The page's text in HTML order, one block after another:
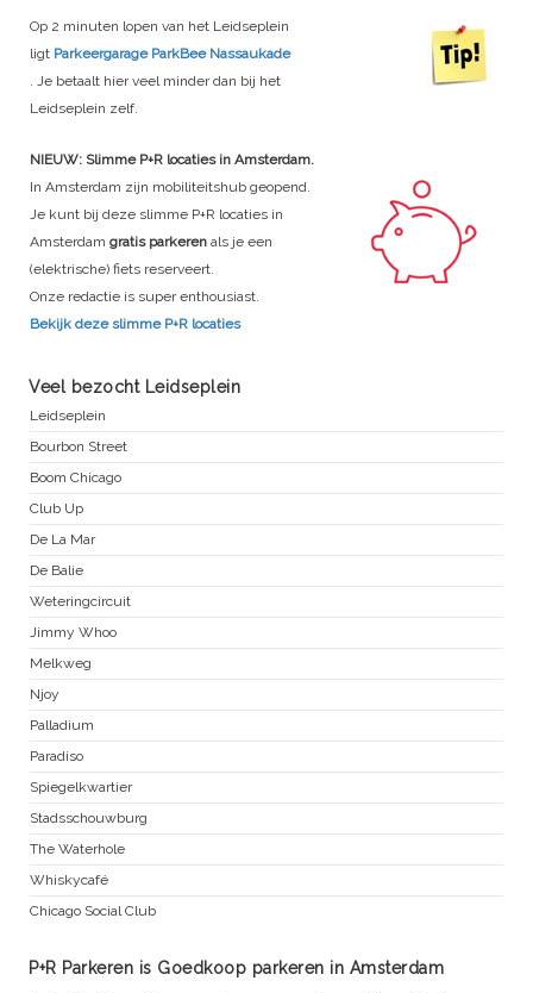
Op 2 minuten lopen van het Leidseplein
ligt Parkeergarage ParkBee Nassaukade
. Je betaalt hier veel minder dan bij het
Leidseplein zelf.
NIEUW: Slimme P+R locaties in Amsterdam.
In Amsterdam zijn mobiliteitshub geopend.
Je kunt bij deze slimme P+R locaties in
Amsterdam gratis parkeren als je een
(elektrische) fiets reserveert.
Onze redactie is super enthousiast.
Bekijk deze slimme P+R locaties
Veel bezocht Leidseplein
Leidseplein
Bourbon Street
Boom Chicago
Club Up
De La Mar
De Balie
Weteringcircuit
Jimmy Whoo
Melkweg
Njoy
Palladium
Paradiso
Spiegelkwartier
Stadsschouwburg
The Waterhole
Whiskycafé
Chicago Social Club
P+R Parkeren is Goedkoop parkeren in Amsterdam